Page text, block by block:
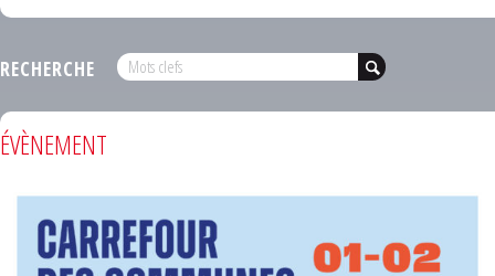
RECHERCHE
ÉVÈNEMENT